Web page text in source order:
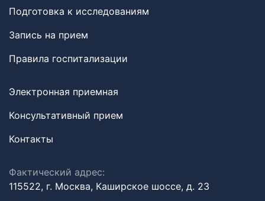
Подготовка к исследованиям
Запись на прием
Правила госпитализации
Электронная приемная
Консультативный прием
Контакты
Фактический адрес:
115522, г. Москва, Каширское шоссе, д. 23